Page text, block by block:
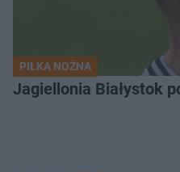
PIŁKA NOŻNA
Jagiellonia Białystok